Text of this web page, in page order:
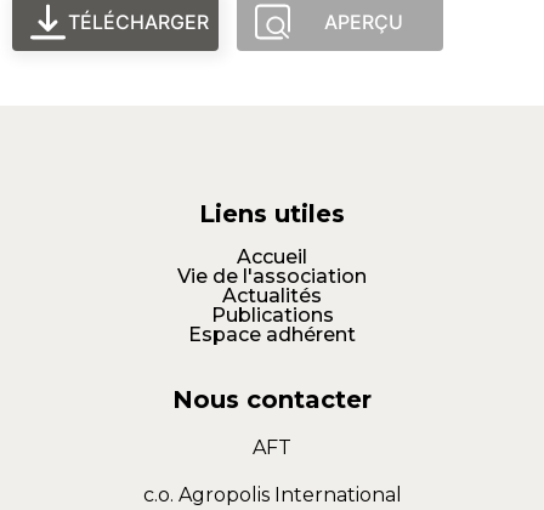
TÉLÉCHARGER APERÇU
Liens utiles
Accueil
Vie de l'association
Actualités
Publications
Espace adhérent
Nous contacter
AFT
c.o. Agropolis International